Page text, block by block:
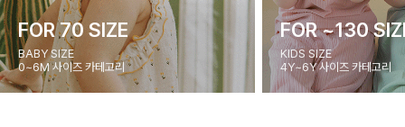
FOR 70 SIZE
BABY SIZE
0~6M 사이즈 카테고리
FOR ~130
KIDS SIZE
4Y~6Y 사이즈 카테고리